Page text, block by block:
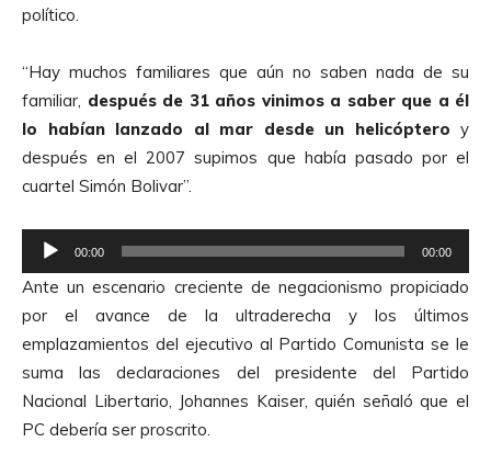
d
o
t
d
e
A
u
d
o
político.
“Hay muchos familiares que aún no saben nada de su
familiar, después de 31 años vinimos a saber que a él
lo habían lanzado al mar desde un helicóptero y
después en el 2007 supimos que había pasado por el
cuartel Simón Bolivar”.
e
p
r
o
d
u
c
00:00 00:00
Ante un escenario creciente de negacionismo propiciado
por el avance de la ultraderecha y los últimos
emplazamientos del ejecutivo al Partido Comunista se le
suma las declaraciones del presidente del Partido
Nacional Libertario, Johannes Kaiser, quién señaló que el
PC debería ser proscrito.